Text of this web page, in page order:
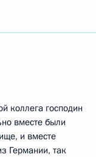
коллега господин
вместе были
и вместе
Германии, так